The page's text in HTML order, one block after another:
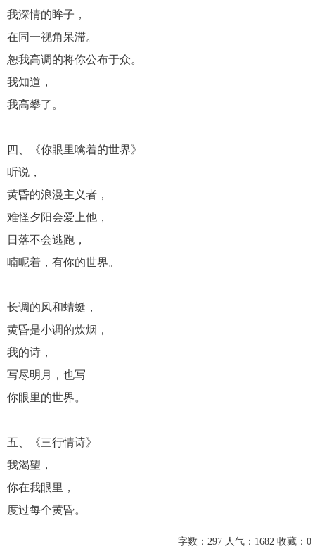
我深情的眸子，
在同一视角呆滞。
恕我高调的将你公布于众。
我知道，
我高攀了。
四、《你眼里噙着的世界》
听说，
黄昏的浪漫主义者，
难怪夕阳会爱上他，
日落不会逃跑，
喃呢着，有你的世界。
长调的风和蜻蜓，
黄昏是小调的炊烟，
我的诗，
写尽明月，也写
你眼里的世界。
五、《三行情诗》
我渴望，
你在我眼里，
度过每个黄昏。
字数：297 人气：1682 收藏：0